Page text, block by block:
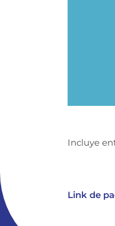
Incluye
Link de